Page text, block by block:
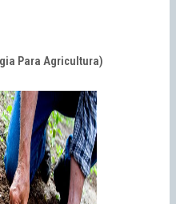
Para Agricultura)